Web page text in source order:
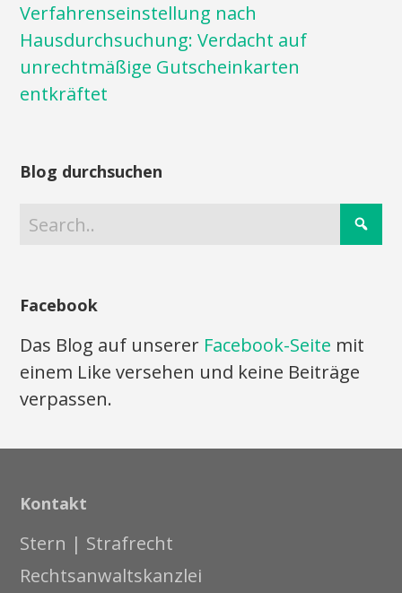
Verfahrenseinstellung nach
Hausdurchsuchung: Verdacht auf
unrechtmäßige Gutscheinkarten
entkräftet
Blog durchsuchen
Facebook
Das Blog auf unserer Facebook-Seite mit
einem Like versehen und keine Beiträge
verpassen.
Kontakt
Stern | Strafrecht
Rechtsanwaltskanzlei